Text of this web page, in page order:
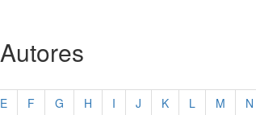
E F G H I J K L M N